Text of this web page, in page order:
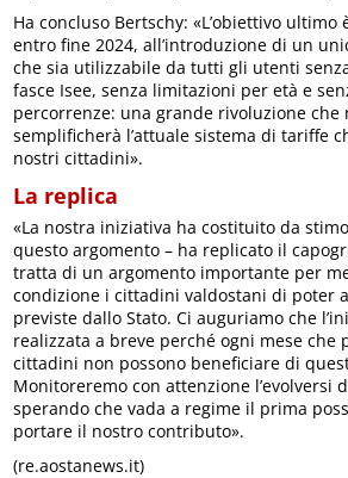
Ha concluso Bertschy: «L’obiettivo
entro fine 2024, all’introduzione di un
che sia utilizzabile da tutti gli utenti
fasce Isee, senza limitazioni per età e
percorrenze: una grande rivoluzione che
semplificherà l’attuale sistema di tariffe
nostri cittadini».
La replica
«La nostra iniziativa ha costituito da
questo argomento – ha replicato il
tratta di un argomento importante per
condizione i cittadini valdostani di poter
previste dallo Stato. Ci auguriamo che
realizzata a breve perché ogni mese che
cittadini non possono beneficiare di
Monitoreremo con attenzione l’evolversi
sperando che vada a regime il prima
portare il nostro contributo».
(re.aostanews.it)